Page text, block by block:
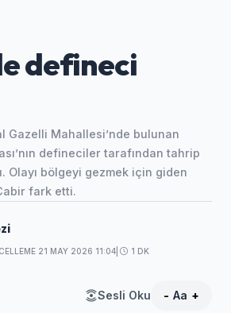
defineci
Gazelli Mahallesi’nde bulunan
defineciler tarafından tahrip
Olayı bölgeyi gezmek için giden
fark etti.
21 MAY 2026 11:04 1 DK
Sesli Oku - Aa +